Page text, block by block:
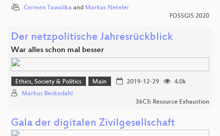
Carmen Tawalika and Markus Neteler
FOSSGIS 2020
Der netzpolitische Jahresrückblick
War alles schon mal besser
Ethics, Society & Politics Main 2019-12-29
4.0k
Markus Beckedahl
36C3: Resource Exhaustion
Gala der digitalen Zivilgesellschaft